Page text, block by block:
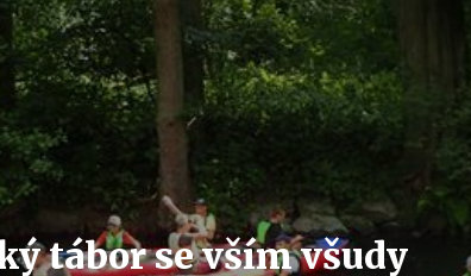
tábor se vším všudy